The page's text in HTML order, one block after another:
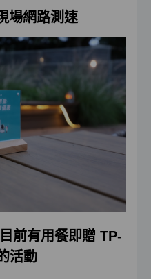
場網路測速
前有用餐即贈 TP-
活動